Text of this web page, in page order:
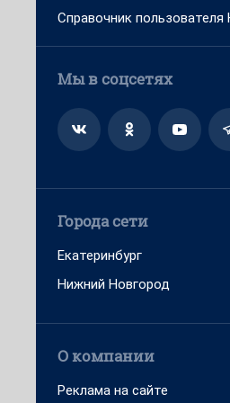
Справочник пользователя
Мы в соцсетях
Города сети
Екатеринбург
Нижний Новгород
О компании
Реклама на сайте